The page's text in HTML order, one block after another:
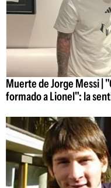
Muerte de Jorge Messi |
formado a Lionel": la